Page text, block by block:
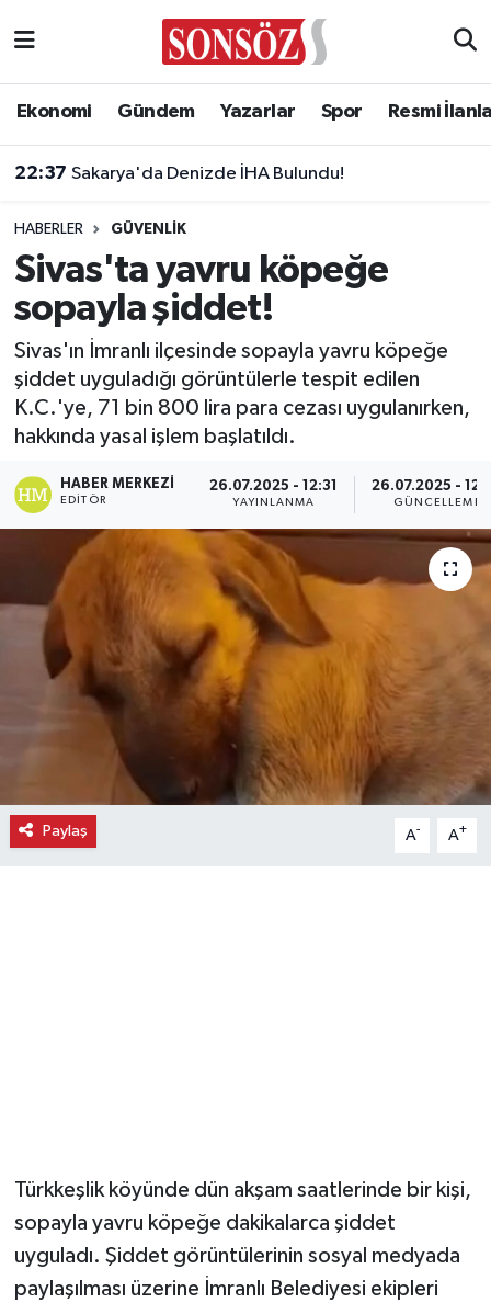
Ekonomi Gündem Yazarlar Spor Resmi
22:37 Sakarya'da Denizde İHA Bulundu!
HABERLER GÜVENLIK
Sivas'ta yavru köpeğe
sopayla şiddet!
Sivas'ın İmranlı ilçesinde sopayla yavru köpeğe
şiddet uyguladığı görüntülerle tespit edilen
K.C.'ye, 71 bin 800 lira para cezası uygulanırken,
hakkında yasal işlem başlatıldı.
HABER MERKEZI
EDITÖR
26.07.2025 - 12:31
YAYINLANMA
26.07.2025 -
GÜNCELLEME
Paylaş A- A+
Türkkeşlik köyünde dün akşam saatlerinde bir kişi,
sopayla yavru köpeğe dakikalarca şiddet
uyguladı. Şiddet görüntülerinin sosyal medyada
paylaşılması üzerine İmranlı Belediyesi ekipleri
Asayiş
Biyografi
Çevre
Diğer
Dünya
Eğitim
Ekonomi
Eleman
Emlak
Gündem
Gurme
Haber
Seri İlan
Siyaset
Ankara Nöbetçi Eczaneler
Ankara Trafik Yoğunluk Haritası
Süper Lig Puan Durumu ve Fikstür
Tüm Manşetler
Son Dakika Haberleri
Haber Arşivi